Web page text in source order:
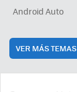
Android Auto
VER MÁS TEMAS